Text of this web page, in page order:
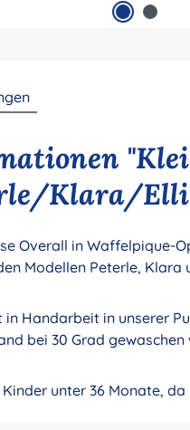
Klara/
Overall in Waffelpique-
Modellen Peterle, Klara
Handarbeit in unserer
bei 30 Grad gewaschen
unter 36 Monate,